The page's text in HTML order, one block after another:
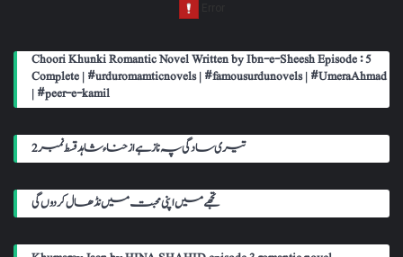
Choori Khunki Romantic Novel Written by Ibn-e-Sheesh Episode : 5
Complete | #urduromamticnovels | #famousurdunovels | #UmeraAhmad
| #peer-e-kamil
تیری سادگی پہ ناز ہے از حناء شاہد قسط نمبر 2
تجھے میں اپنی محبت میں نڈھال کر دوں گی